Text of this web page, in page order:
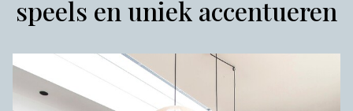
speels en uniek accentueren